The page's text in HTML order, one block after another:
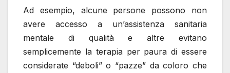
Ad esempio, alcune persone possono non
avere accesso a un’assistenza sanitaria
mentale di qualità e altre evitano
semplicemente la terapia per paura di essere
considerate “deboli” o “pazze” da coloro che